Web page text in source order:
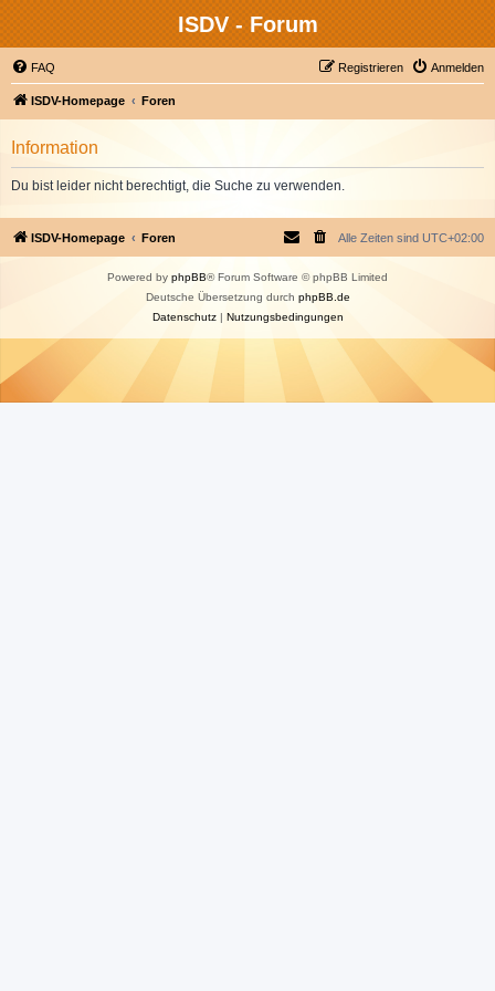
ISDV - Forum
FAQ Anmelden
Registrieren
ISDV-Homepage Foren
Information
Du bist leider nicht berechtigt, die Suche zu verwenden.
ISDV-Homepage Foren Alle Zeiten sind UTC+02:00
Powered by phpBB® Forum Software © phpBB Limited
Deutsche Übersetzung durch phpBB.de
Datenschutz| Nutzungsbedingungen